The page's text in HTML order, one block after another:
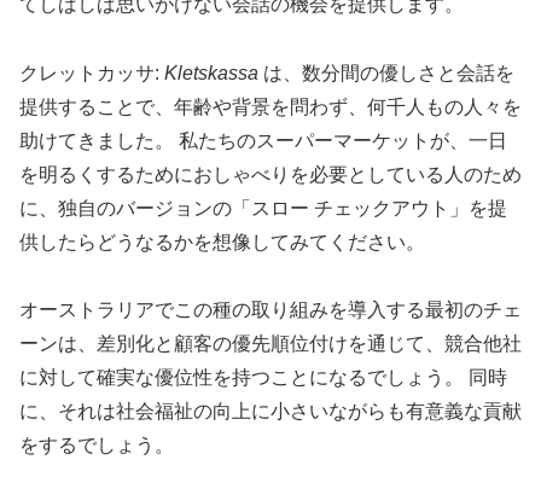
クレットカッサ: Kletskassa は、数分間の優しさと会話を
提供することで、年齢や背景を問わず、何千人もの人々を
助けてきました。 私たちのスーパーマーケットが、一日
を明るくするためにおしゃべりを必要としている人のため
に、独自のバージョンの「スロー チェックアウト」を提
供したらどうなるかを想像してみてください。
オーストラリアでこの種の取り組みを導入する最初のチェ
ーンは、差別化と顧客の優先順位付けを通じて、競合他社
に対して確実な優位性を持つことになるでしょう。 同時
に、それは社会福祉の向上に小さいながらも有意義な貢献
をするでしょう。